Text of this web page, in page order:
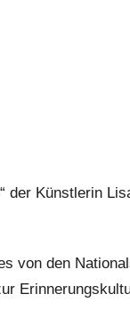
der Künstlerin
von den